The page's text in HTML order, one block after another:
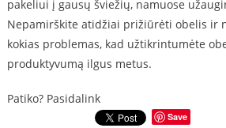
pakeliui į gausų šviežių, namuose
Nepamirškite atidžiai prižiūrėti obelis ir
kokias problemas, kad užtikrintumėte
produktyvumą ilgus metus.
Patiko? Pasidalink
Save